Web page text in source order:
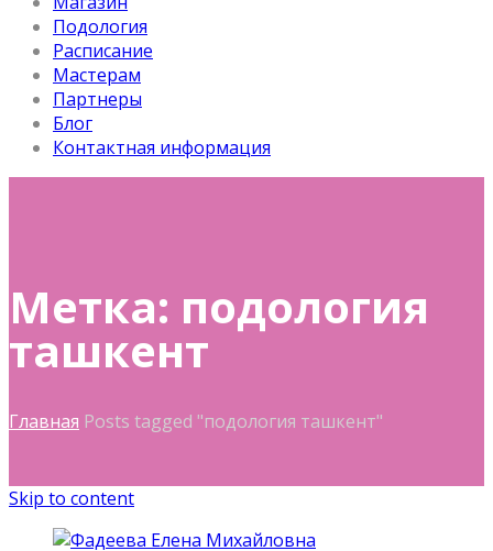
Подология
Расписание
Мастерам
Партнеры
Блог
Контактная информация
Метка: подология
ташкент
Главная Posts tagged "подология ташкент"
Skip to content